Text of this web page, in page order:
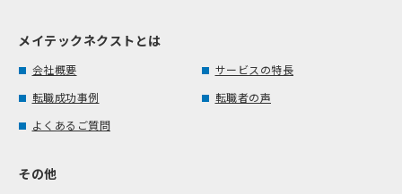
メイテックネクストとは
会社概要
サービスの特長
転職成功事例
転職者の声
よくあるご質問
その他